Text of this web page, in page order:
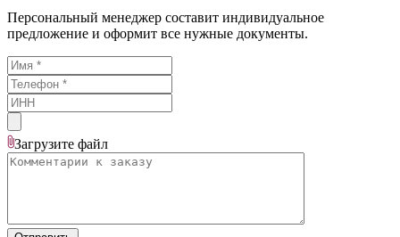
Персональный менеджер составит индивидуальное
предложение и оформит все нужные документы.
Загрузите файл